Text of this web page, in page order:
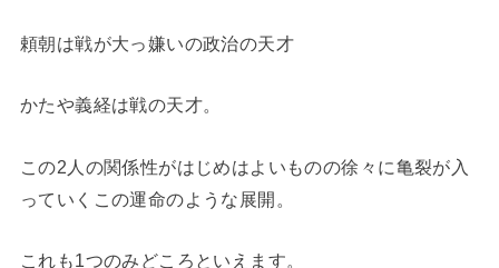
頼朝は戦が大っ嫌いの政治の天才
かたや義経は戦の天才。
この2人の関係性がはじめはよいものの徐々に亀裂が入
っていくこの運命のような展開。
これも1つのみどころといえます。